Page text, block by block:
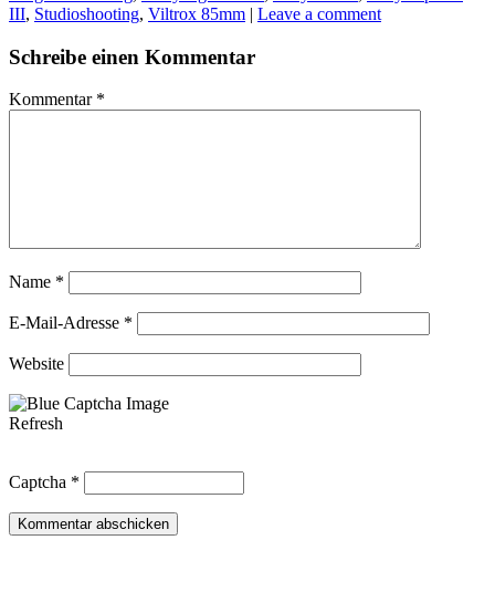
III, Studioshooting, Viltrox 85mm | Leave a comment
Schreibe einen Kommentar
Kommentar *
Name *
E-Mail-Adresse *
Website
Refresh
Captcha *